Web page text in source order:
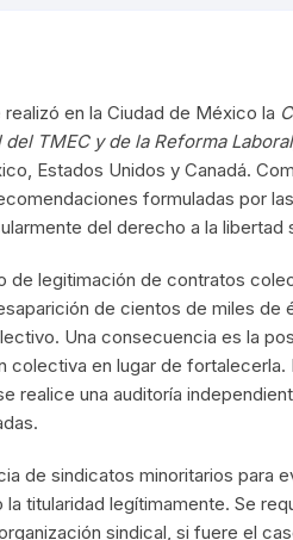
en la Ciudad de México la
TMEC y de la Reforma
Estados Unidos y Canadá.
formuladas por
del derecho a la
legitimación de contratos
de cientos de miles
Una consecuencia es la
en lugar de
realice una auditoría
de sindicatos minoritarios para
titularidad legítimamente. Se
sindical, si fuere el